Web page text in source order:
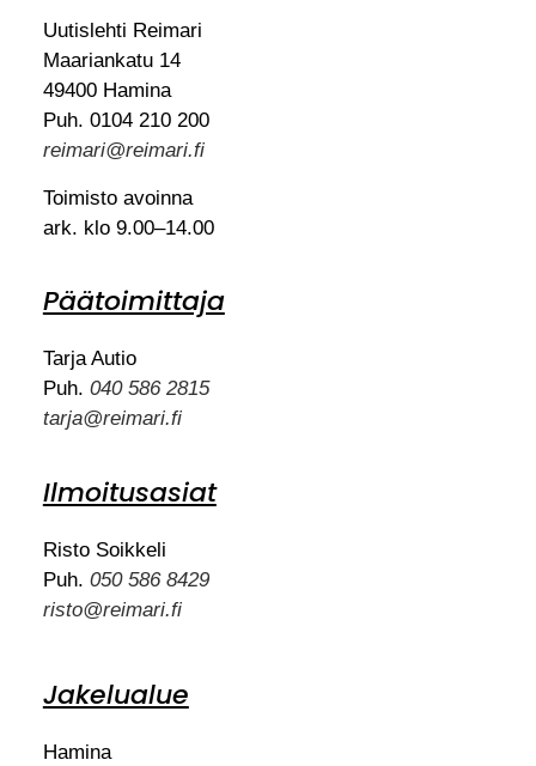
Uutislehti Reimari
Maariankatu 14
49400 Hamina
Puh. 0104 210 200
reimari@reimari.fi
Toimisto avoinna
ark. klo 9.00–14.00
Päätoimittaja
Tarja Autio
Puh. 040 586 2815
tarja@reimari.fi
Ilmoitusasiat
Risto Soikkeli
Puh. 050 586 8429
risto@reimari.fi
Jakelualue
Hamina